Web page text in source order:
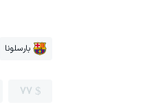
بارسلونا
77